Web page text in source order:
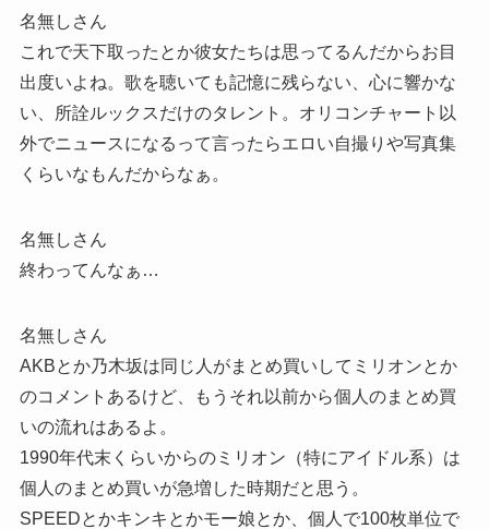
名無しさん
これで天下取ったとか彼女たちは思ってるんだからお目
出度いよね。歌を聴いても記憶に残らない、心に響かな
い、所詮ルックスだけのタレント。オリコンチャート以
外でニュースになるって言ったらエロい自撮りや写真集
くらいなもんだからなぁ。
名無しさん
終わってんなぁ…
名無しさん
AKBとか乃木坂は同じ人がまとめ買いしてミリオンとか
のコメントあるけど、もうそれ以前から個人のまとめ買
いの流れはあるよ。
1990年代末くらいからのミリオン（特にアイドル系）は
個人のまとめ買いが急増した時期だと思う。
SPEEDとかキンキとかモー娘とか、個人で100枚単位で